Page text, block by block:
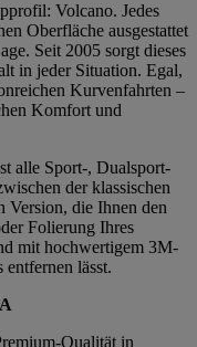
Volcano. Jedes
Oberfläche ausgestattet
Seit 2005 sorgt dieses
in jeder Situation. Egal,
Kurvenfahrten –
Komfort und
alle Sport-, Dualsport-
der klassischen
Version, die Ihnen den
Folierung Ihres
mit hochwertigem 3M-
entfernen lässt.
Qualität in